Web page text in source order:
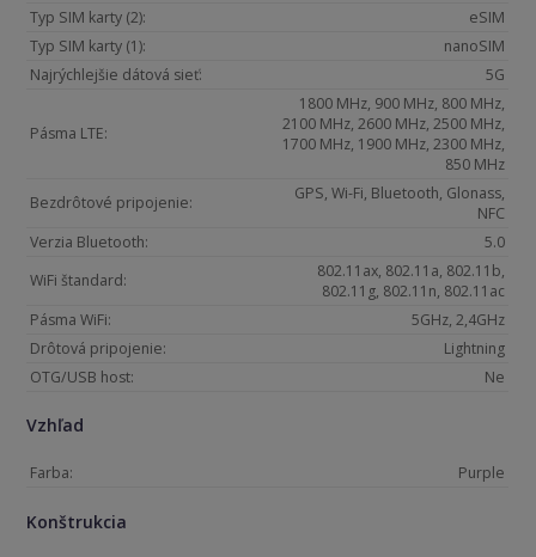
Typ SIM karty (2):
eSIM
Typ SIM karty (1):
nanoSIM
Najrýchlejšie dátová sieť:
5G
Pásma LTE:
1800 MHz, 900 MHz, 800 MHz,
2100 MHz, 2600 MHz, 2500 MHz,
1700 MHz, 1900 MHz, 2300 MHz,
850 MHz
Bezdrôtové pripojenie:
GPS, Wi-Fi, Bluetooth, Glonass,
NFC
Verzia Bluetooth:
5.0
WiFi štandard:
802.11ax, 802.11a, 802.11b,
802.11g, 802.11n, 802.11ac
Pásma WiFi:
5GHz, 2,4GHz
Drôtová pripojenie:
Lightning
OTG/USB host:
Ne
Vzhľad
Farba: Purple
Konštrukcia